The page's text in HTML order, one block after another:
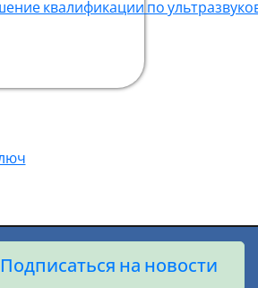
квалификации по
Подписаться на новости